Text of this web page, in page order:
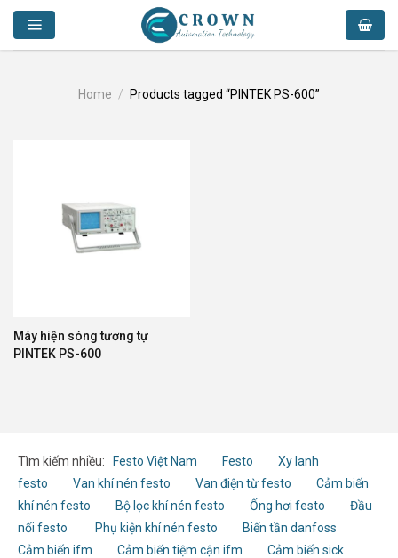
Skip
content
Home / Products tagged “PINTEK PS-600”
Máy hiện sóng tương tự
PINTEK PS-600
Tìm kiếm nhiều: Festo Việt Nam Festo
Xy lanh
festo
Van khí nén festo Van điện từ festo
Cảm biến
khí nén festo
Bộ lọc khí nén festo Ống hơi festo
Đầu
nối festo
Phụ kiện khí nén festo
Biến tần danfoss
Cảm biến ifm
Cảm biến tiệm cận ifm
Cảm biến sick